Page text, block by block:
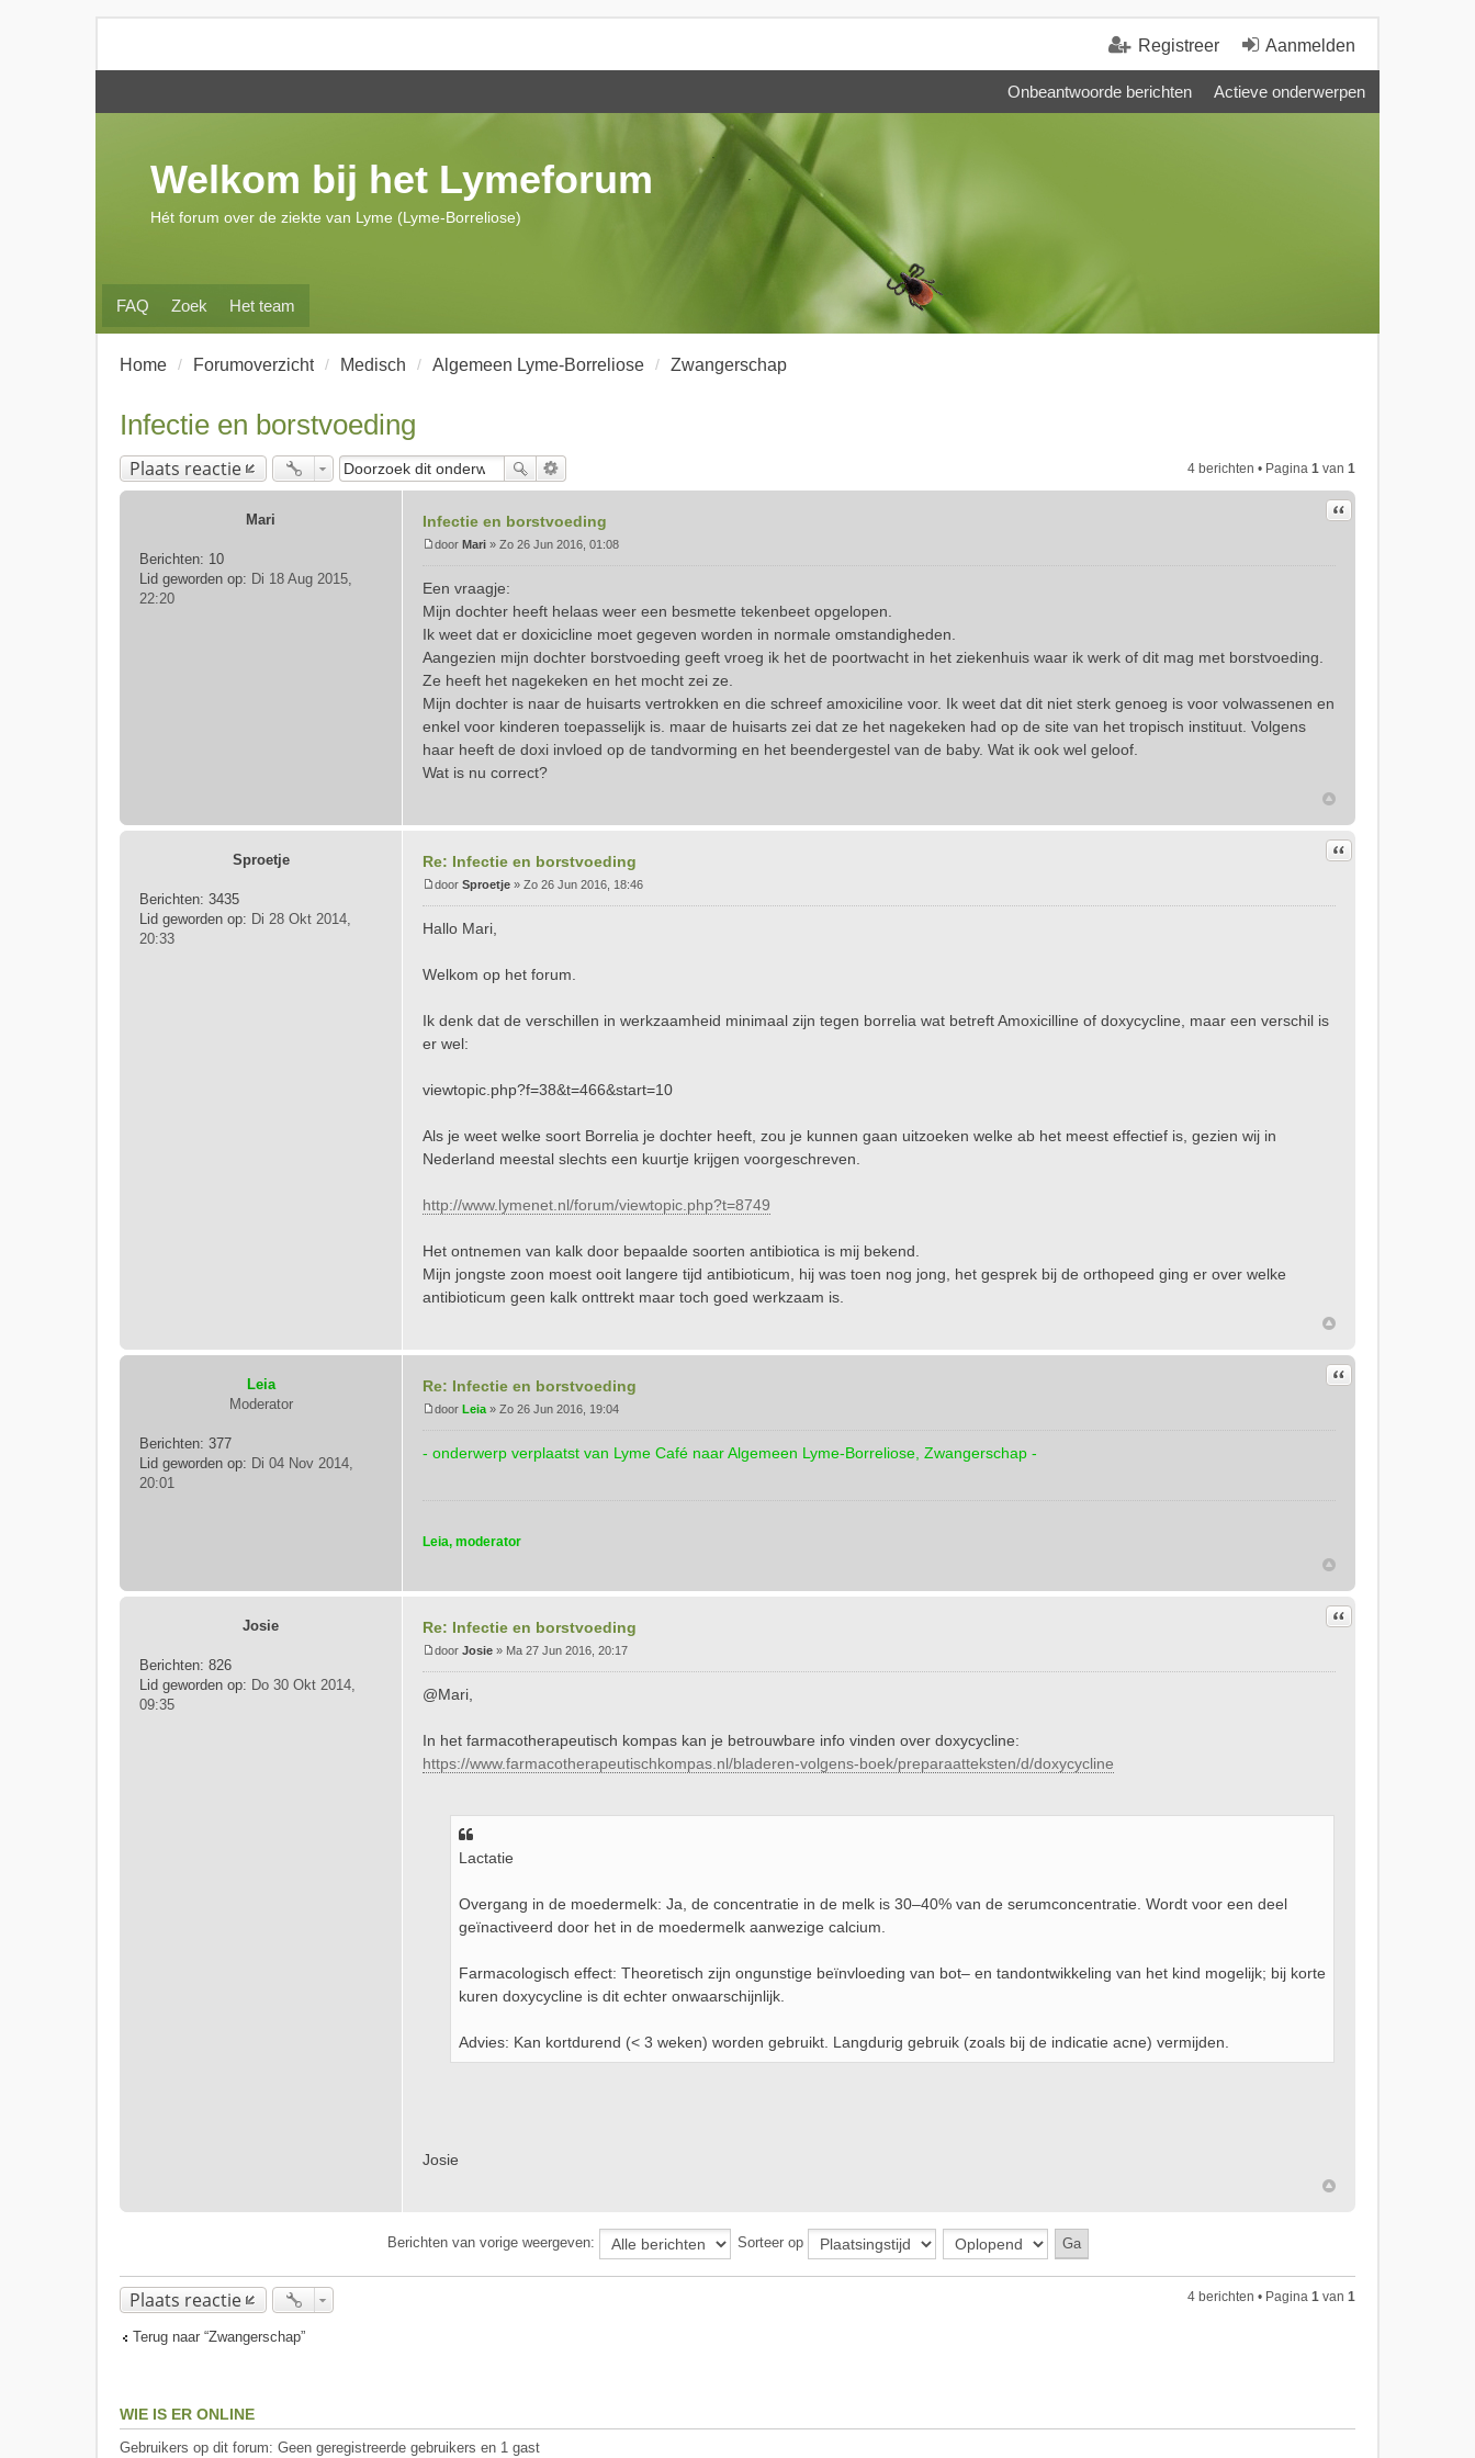
Aanmelden
Registreer
Onbeantwoorde berichten Actieve onderwerpen
FAQ Zoek Het team
Welkom bij het Lymeforum
Hét forum over de ziekte van Lyme (Lyme-Borreliose)
Home Forumoverzicht Medisch Algemeen Lyme-Borreliose Zwangerschap
Infectie en borstvoeding
Plaats reactie 4 berichten • Pagina 1 van 1
Mari
Berichten: 10
Lid geworden op: Di 18 Aug 2015,
22:20
Infectie en borstvoeding Citeer
r
c
h
t
door Mari » Zo 26 Jun 2016, 01:08
Een vraagje:
Mijn dochter heeft helaas weer een besmette tekenbeet opgelopen.
Ik weet dat er doxicicline moet gegeven worden in normale omstandigheden.
Aangezien mijn dochter borstvoeding geeft vroeg ik het de poortwacht in het ziekenhuis waar ik werk of dit mag met borstvoeding.
Ze heeft het nagekeken en het mocht zei ze.
Mijn dochter is naar de huisarts vertrokken en die schreef amoxiciline voor. Ik weet dat dit niet sterk genoeg is voor volwassenen en
enkel voor kinderen toepasselijk is. maar de huisarts zei dat ze het nagekeken had op de site van het tropisch instituut. Volgens
haar heeft de doxi invloed op de tandvorming en het beendergestel van de baby. Wat ik ook wel geloof.
Wat is nu correct?
Sproetje
Berichten: 3435
Lid geworden op: Di 28 Okt 2014,
20:33
Re: Infectie en borstvoeding Citeer
r
c
door Sproetje » Zo 26 Jun 2016, 18:46
Hallo Mari,
Welkom op het forum.
Ik denk dat de verschillen in werkzaamheid minimaal zijn tegen borrelia wat betreft Amoxicilline of doxycycline, maar een verschil is
er wel:
viewtopic.php?f=38&t=466&start=10
Als je weet welke soort Borrelia je dochter heeft, zou je kunnen gaan uitzoeken welke ab het meest effectief is, gezien wij in
Nederland meestal slechts een kuurtje krijgen voorgeschreven.
http://www.lymenet.nl/forum/viewtopic.php?t=8749
Het ontnemen van kalk door bepaalde soorten antibiotica is mij bekend.
Mijn jongste zoon moest ooit langere tijd antibioticum, hij was toen nog jong, het gesprek bij de orthopeed ging er over welke
antibioticum geen kalk onttrekt maar toch goed werkzaam is.
Leia
Moderator
Berichten: 377
Lid geworden op: Di 04 Nov 2014,
20:01
Re: Infectie en borstvoeding Citeer
r
t
door Leia » Zo 26 Jun 2016, 19:04
- onderwerp verplaatst van Lyme Café naar Algemeen Lyme-Borreliose, Zwangerschap -
Leia, moderator
Josie
Berichten: 826
Lid geworden op: Do 30 Okt 2014,
09:35
Re: Infectie en borstvoeding Citeer
h
door Josie » Ma 27 Jun 2016, 20:17
@Mari,
In het farmacotherapeutisch kompas kan je betrouwbare info vinden over doxycycline:
https://www.farmacotherapeutischkompas.nl/bladeren-volgens-boek/preparaatteksten/d/doxycycline
Lactatie
Overgang in de moedermelk: Ja, de concentratie in de melk is 30–40% van de serumconcentratie. Wordt voor een deel
geïnactiveerd door het in de moedermelk aanwezige calcium.
Farmacologisch effect: Theoretisch zijn ongunstige beïnvloeding van bot– en tandontwikkeling van het kind mogelijk; bij korte
kuren doxycycline is dit echter onwaarschijnlijk.
Advies: Kan kortdurend (< 3 weken) worden gebruikt. Langdurig gebruik (zoals bij de indicatie acne) vermijden.
Josie
Berichten van vorige weergeven: Sorteer op
Plaats reactie 4 berichten • Pagina 1 van 1
Terug naar “Zwangerschap”
WIE IS ER ONLINE
Gebruikers op dit forum: Geen geregistreerde gebruikers en 1 gast